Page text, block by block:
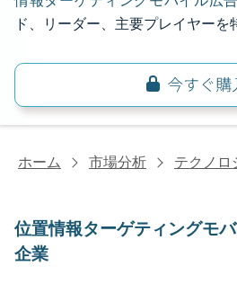
ド、リーダー、主要プレイヤーを
ホーム 市場分析 テクノロ
位置情報ターゲティングモ
企業